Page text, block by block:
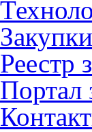
Закупки
Реестр
Портал